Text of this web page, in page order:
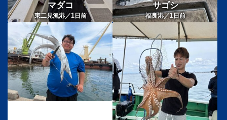
マダコ
東二見漁港／1 日前
サゴシ
福良港／1日前